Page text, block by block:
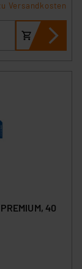
Versandkosten
40